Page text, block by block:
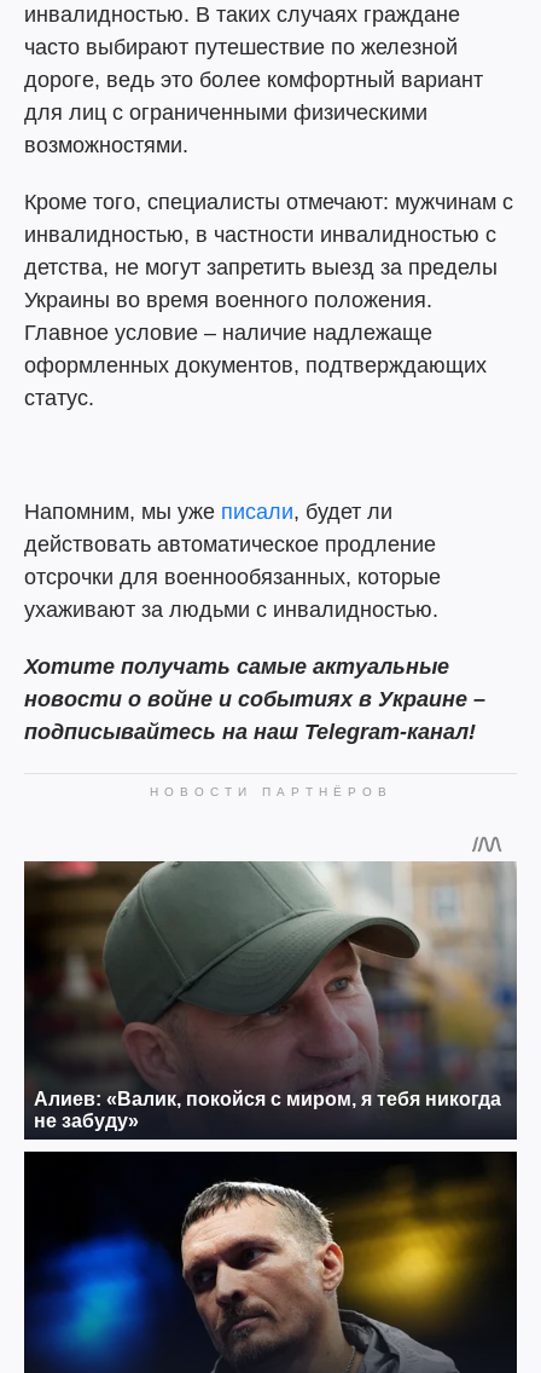
инвалидностью. В таких случаях граждане
часто выбирают путешествие по железной
дороге, ведь это более комфортный вариант
для лиц с ограниченными физическими
возможностями.
Кроме того, специалисты отмечают: мужчинам с
инвалидностью, в частности инвалидностью с
детства, не могут запретить выезд за пределы
Украины во время военного положения.
Главное условие – наличие надлежаще
оформленных документов, подтверждающих
статус.
Напомним, мы уже писали, будет ли
действовать автоматическое продление
отсрочки для военнообязанных, которые
ухаживают за людьми с инвалидностью.
Хотите получать самые актуальные
новости о войне и событиях в Украине –
подписывайтесь на наш Telegram-канал!